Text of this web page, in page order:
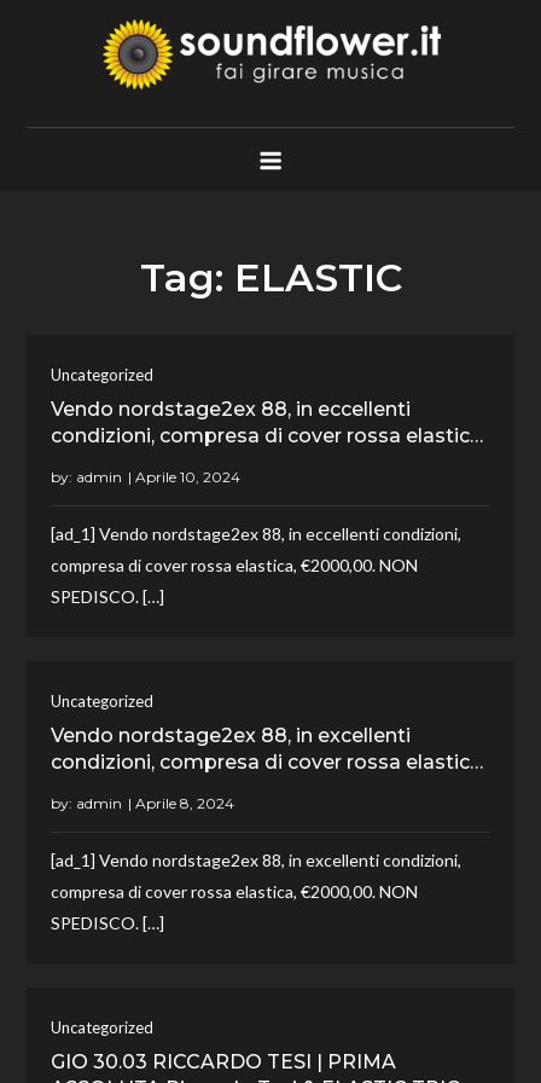
Soundflower.it
Fai Girare Musica
Tag: ELASTIC
Uncategorized
Vendo nordstage2ex 88, in eccellenti
condizioni, compresa di cover rossa elastic…
by: admin
[ad_1] Vendo nordstage2ex 88, in eccellenti condizioni,
compresa di cover rossa elastica, €2000,00. NON
SPEDISCO. […]
Uncategorized
Vendo nordstage2ex 88, in excellenti
condizioni, compresa di cover rossa elastic…
by: admin
[ad_1] Vendo nordstage2ex 88, in excellenti condizioni,
compresa di cover rossa elastica, €2000,00. NON
SPEDISCO. […]
Uncategorized
GIO 30.03 RICCARDO TESI | PRIMA